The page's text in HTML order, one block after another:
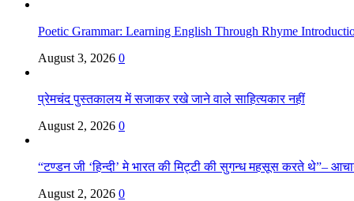
Poetic Grammar: Learning English Through Rhyme
August 3, 2026 0
प्रेमचंद पुस्तकालय में सजाकर रखे जाने वाले साहित्यकार नहीं
August 2, 2026 0
“टण्डन जी ‘हिन्दी’ मे भारत की मिट्टी की सुगन्ध महसूस करते थे”–
August 2, 2026 0